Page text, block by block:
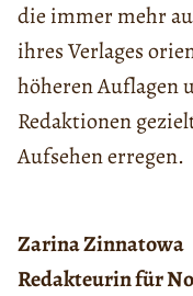
die immer mehr
ihres Verlages
höheren Auflagen
Redaktionen
Aufsehen erregen.
Zarina Zinnatowa
Redakteurin für